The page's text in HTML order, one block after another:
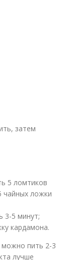
затем
5 ломтиков
чайных ложки
3-5 минут;
кардамона.
пить 2-3
лучше